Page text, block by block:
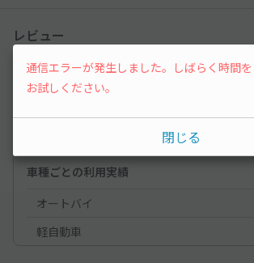
レビュー
5（4件）
5 駐車料金
車種ごとの利用実績
オートバイ
軽自動車
通信エラーが発生しました。しばらく時間
お試しください。
閉じる